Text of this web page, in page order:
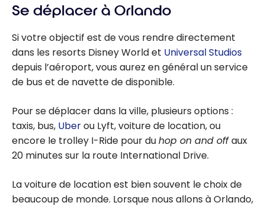
partir du
Walt Disney
World en
Floride
Se déplacer à Orlando
Si votre objectif est de vous rendre directement
dans les resorts Disney World et Universal Studios
depuis l’aéroport, vous aurez en général un service
de bus et de navette de disponible.
Pour se déplacer dans la ville, plusieurs options :
taxis, bus, Uberou Lyft, voiture de location, ou
encore le trolley I-Ride pour duhop on and offaux
20 minutes sur la route International Drive.
La voiture de location est bien souvent le choix de
beaucoup de monde. Lorsque nous allons à Orlando,